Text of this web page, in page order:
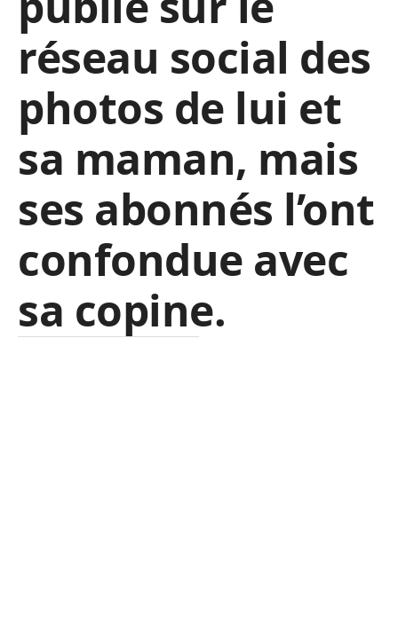
réseau social des
photos de lui et
sa maman, mais
ses abonnés l’ont
confondue avec
sa copine.